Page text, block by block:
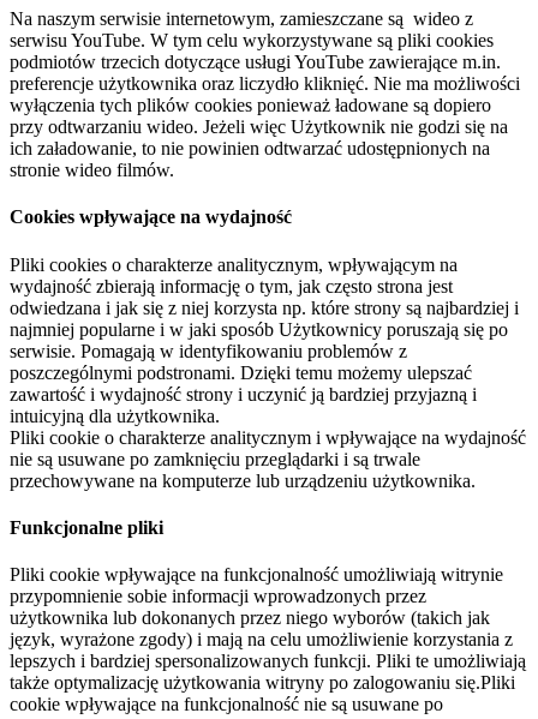
Na naszym serwisie internetowym, zamieszczane są wideo z
serwisu YouTube. W tym celu wykorzystywane są pliki cookies
podmiotów trzecich dotyczące usługi YouTube zawierające m.in.
preferencje użytkownika oraz liczydło kliknięć. Nie ma możliwości
wyłączenia tych plików cookies ponieważ ładowane są dopiero
przy odtwarzaniu wideo. Jeżeli więc Użytkownik nie godzi się na
ich załadowanie, to nie powinien odtwarzać udostępnionych na
stronie wideo filmów.
Cookies wpływające na wydajność
Pliki cookies o charakterze analitycznym, wpływającym na
wydajność zbierają informację o tym, jak często strona jest
odwiedzana i jak się z niej korzysta np. które strony są najbardziej i
najmniej popularne i w jaki sposób Użytkownicy poruszają się po
serwisie. Pomagają w identyfikowaniu problemów z
poszczególnymi podstronami. Dzięki temu możemy ulepszać
zawartość i wydajność strony i uczynić ją bardziej przyjazną i
intuicyjną dla użytkownika.
Pliki cookie o charakterze analitycznym i wpływające na wydajność
nie są usuwane po zamknięciu przeglądarki i są trwale
przechowywane na komputerze lub urządzeniu użytkownika.
Funkcjonalne pliki
Pliki cookie wpływające na funkcjonalność umożliwiają witrynie
przypomnienie sobie informacji wprowadzonych przez
użytkownika lub dokonanych przez niego wyborów (takich jak
język, wyrażone zgody) i mają na celu umożliwienie korzystania z
lepszych i bardziej spersonalizowanych funkcji. Pliki te umożliwiają
także optymalizację użytkowania witryny po zalogowaniu się.Pliki
cookie wpływające na funkcjonalność nie są usuwane po